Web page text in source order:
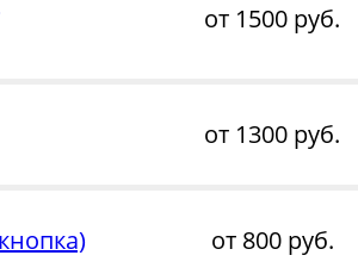
от 1500 руб.
от 1300 руб.
от 800 руб.